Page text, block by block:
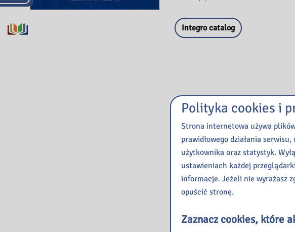
Integro catalog
Polityka cookies i
Strona internetowa używa
prawidłowego działania
użytkownika oraz statystyk.
ustawieniach każdej
informacje. Jeżeli nie wyrażasz
opuścić stronę.
Zaznacz cookies, które